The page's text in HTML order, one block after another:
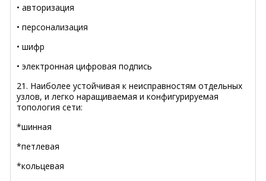
• авторизация
• персонализация
• шифр
• электронная цифровая подпись
21. Наиболее устойчивая к неисправностям отдельных
узлов, и легко наращиваемая и конфигурируемая
топология сети:
*шинная
*петлевая
*кольцевая